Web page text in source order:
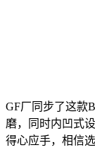
GF厂同步了这款
磨，同时内凹式
得心应手，相信